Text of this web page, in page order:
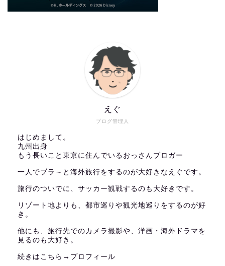
ブログ管理人
えぐ
はじめまして。
九州出身
もう長いこと東京に住んでいるおっさんブロガー
一人でブラ～と海外旅行をするのが大好きなえぐです。
旅行のついでに、サッカー観戦するのも大好きです。
リゾート地よりも、都市巡りや観光地巡りをするのが好
き。
他にも、旅行先でのカメラ撮影や、洋画・海外ドラマを
見るのも大好き。
続きはこちら→ プロフィール